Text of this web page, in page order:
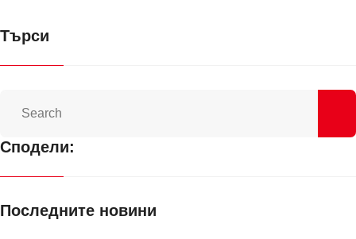
Търси
Сподели:
Последните новини